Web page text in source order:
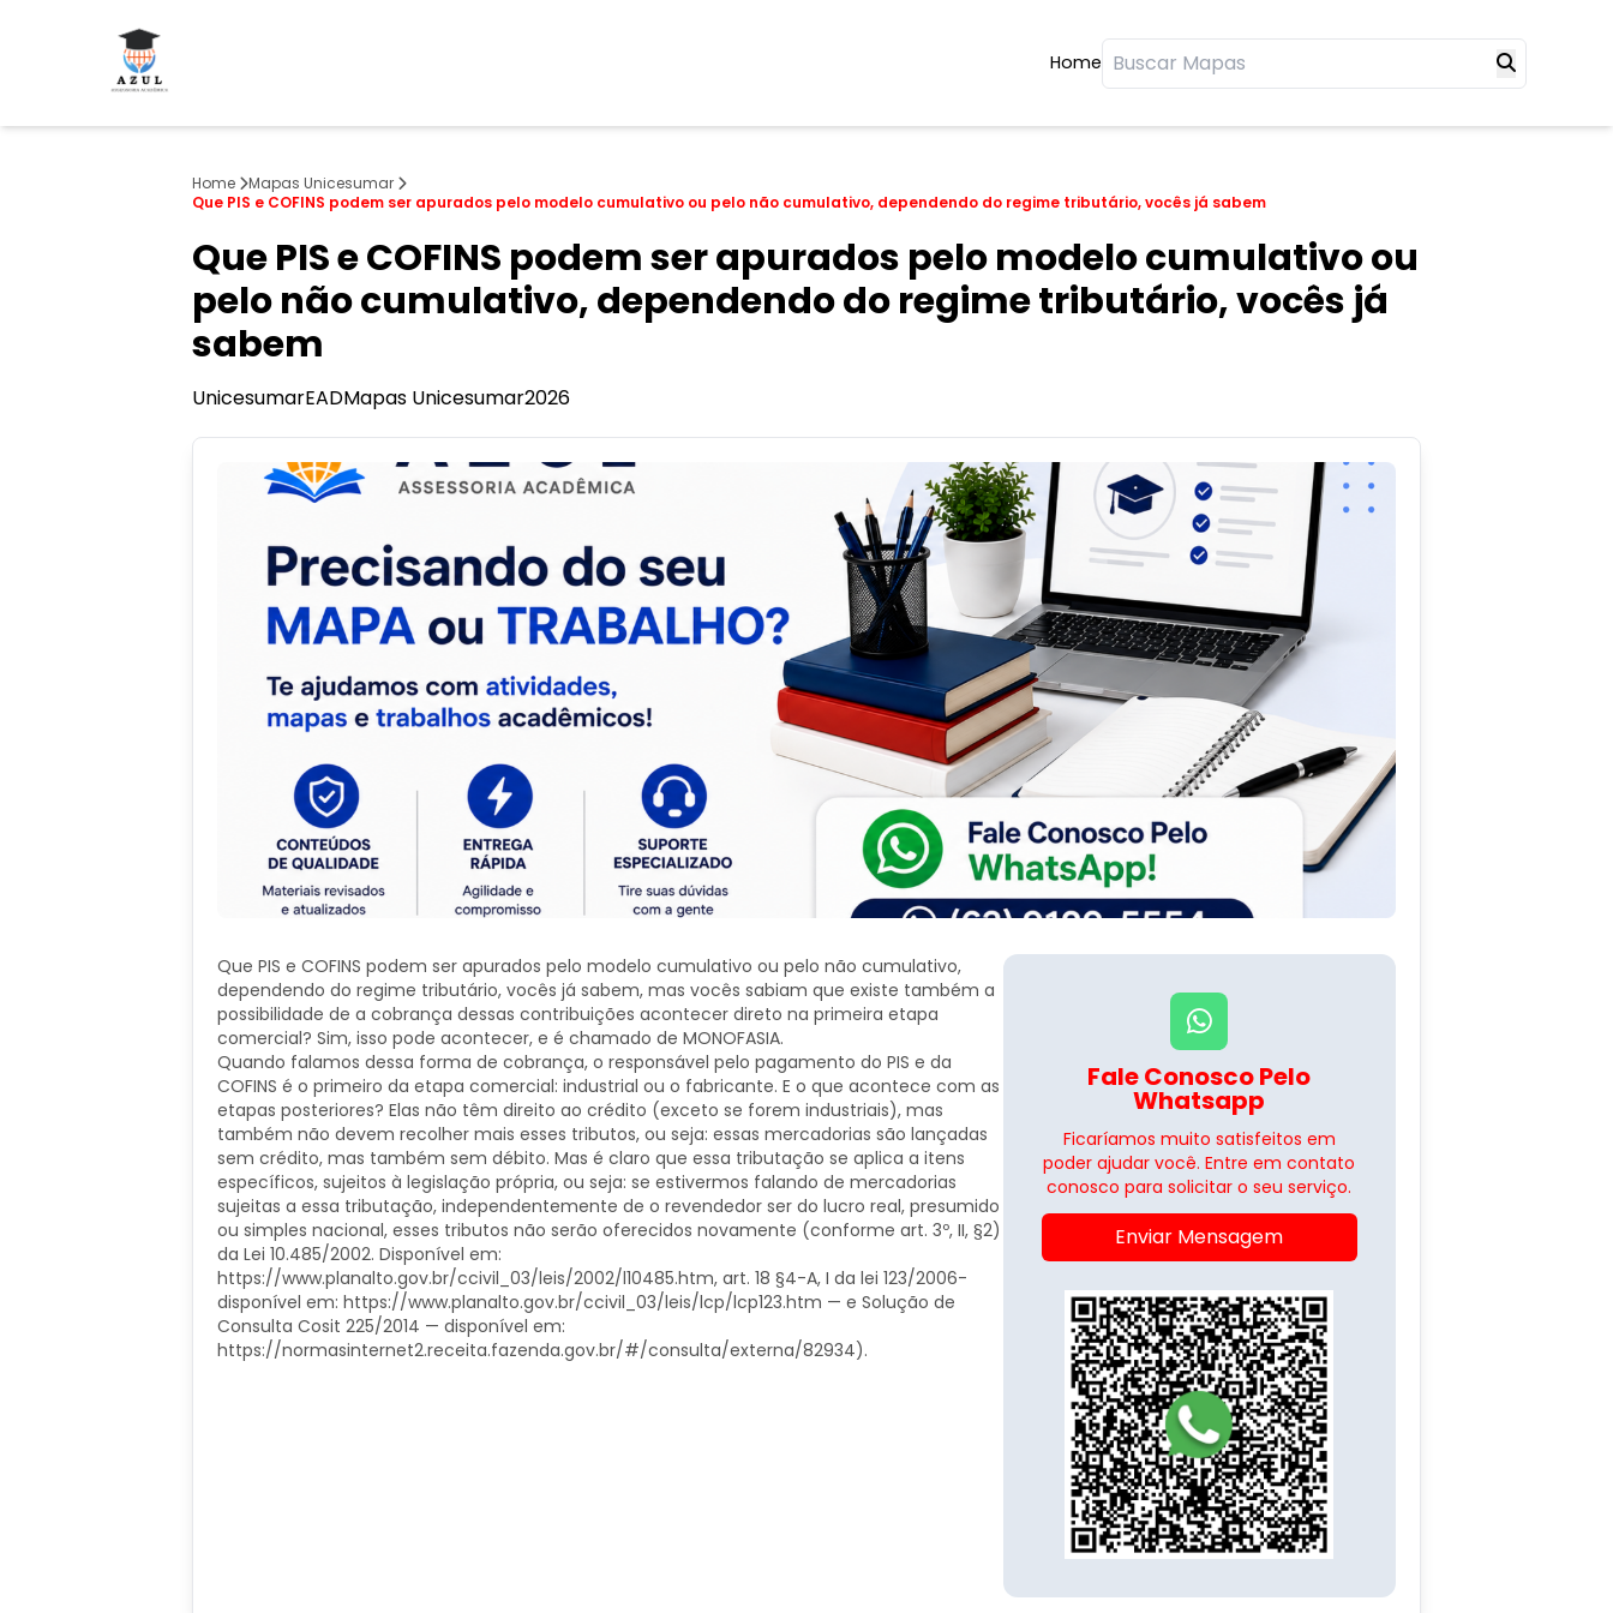
Home
Home
Mapas Unicesumar
Que PIS e COFINS podem ser apurados pelo modelo cumulativo ou pelo não cumulativo, dependendo do regime tributário, vocês já sabem
Que PIS e COFINS podem ser apurados pelo modelo cumulativo ou
pelo não cumulativo, dependendo do regime tributário, vocês já
sabem
UnicesumarEADMapas Unicesumar2026
Que PIS e COFINS podem ser apurados pelo modelo cumulativo ou pelo não cumulativo,
dependendo do regime tributário, vocês já sabem, mas vocês sabiam que existe também a
possibilidade de a cobrança dessas contribuições acontecer direto na primeira etapa
comercial? Sim, isso pode acontecer, e é chamado de MONOFASIA.
Quando falamos dessa forma de cobrança, o responsável pelo pagamento do PIS e da
COFINS é o primeiro da etapa comercial: industrial ou o fabricante. E o que acontece com as
etapas posteriores? Elas não têm direito ao crédito (exceto se forem industriais), mas
também não devem recolher mais esses tributos, ou seja: essas mercadorias são lançadas
sem crédito, mas também sem débito. Mas é claro que essa tributação se aplica a itens
específicos, sujeitos à legislação própria, ou seja: se estivermos falando de mercadorias
sujeitas a essa tributação, independentemente de o revendedor ser do lucro real, presumido
ou simples nacional, esses tributos não serão oferecidos novamente (conforme art. 3º, II, §2)
da Lei 10.485/2002. Disponível em:
https://www.planalto.gov.br/ccivil_03/leis/2002/l10485.htm, art. 18 §4-A, I da lei 123/2006-
disponível em: https://www.planalto.gov.br/ccivil_03/leis/lcp/lcp123.htm — e Solução de
Consulta Cosit 225/2014 — disponível em:
https://normasinternet2.receita.fazenda.gov.br/#/consulta/externa/82934).
Fale Conosco Pelo
Whatsapp
Ficaríamos muito satisfeitos em
poder ajudar você. Entre em contato
conosco para solicitar o seu serviço.
Enviar Mensagem